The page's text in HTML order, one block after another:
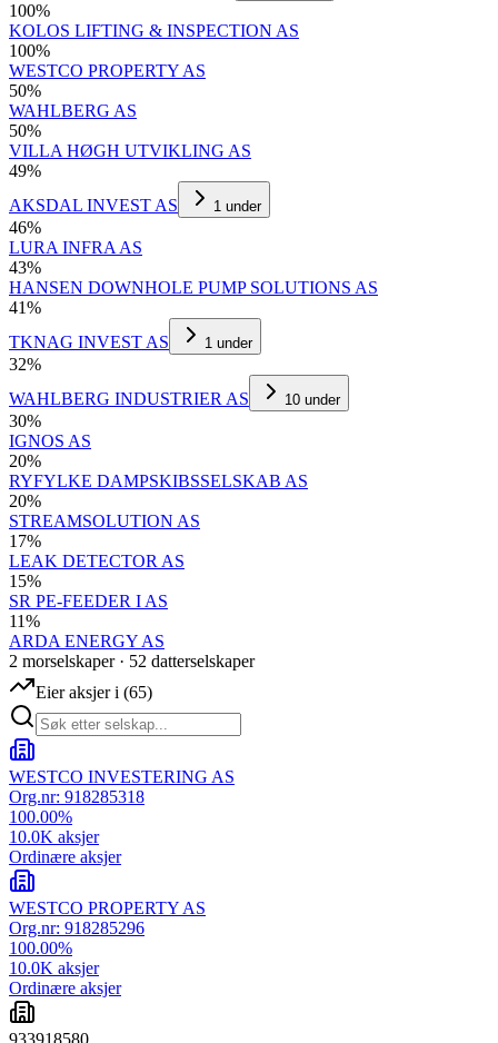
100%
KOLOS LIFTING & INSPECTION AS
100%
WESTCO PROPERTY AS
50%
WAHLBERG AS
50%
VILLA HØGH UTVIKLING AS
49%
AKSDAL INVEST AS
1 under
46%
LURA INFRA AS
43%
HANSEN DOWNHOLE PUMP SOLUTIONS AS
41%
TKNAG INVEST AS
1 under
32%
WAHLBERG INDUSTRIER AS
10 under
30%
IGNOS AS
20%
RYFYLKE DAMPSKIBSSELSKAB AS
20%
STREAMSOLUTION AS
17%
LEAK DETECTOR AS
15%
SR PE-FEEDER I AS
11%
ARDA ENERGY AS
2 morselskaper· 52 datterselskaper
Eier aksjer i (65)
WESTCO INVESTERING AS
Org.nr: 918285318
100.00%
10.0K aksjer
Ordinære aksjer
WESTCO PROPERTY AS
Org.nr: 918285296
100.00%
10.0K aksjer
Ordinære aksjer